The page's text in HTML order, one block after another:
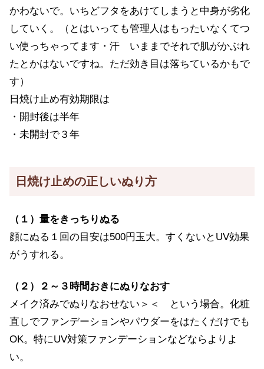
かわないで。いちどフタをあけてしまうと中身が劣化
していく。（とはいっても管理人はもったいなくてつ
い使っちゃってます・汗 いままでそれで肌がかぶれ
たとかはないですね。ただ効き目は落ちているかもで
す）
日焼け止め有効期限は
・開封後は半年
・未開封で３年
日焼け止めの正しいぬり方
（１）量をきっちりぬる
顔にぬる１回の目安は500円玉大。すくないとUV効果
がうすれる。
（２）２～３時間おきにぬりなおす
メイク済みでぬりなおせない＞＜ という場合。化粧
直しでファンデーションやパウダーをはたくだけでも
OK。特にUV対策ファンデーションなどならよりよ
い。